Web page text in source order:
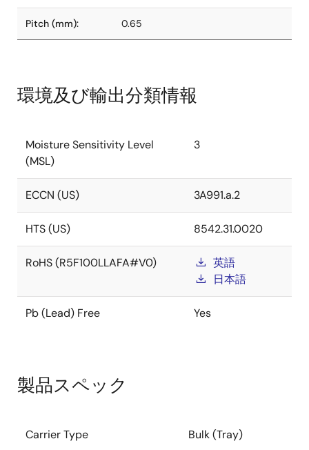
Pitch (mm): 0.65
環境及び輸出分類情報
Moisture Sensitivity Level
(MSL)
3
ECCN (US) 3A991.a.2
HTS (US) 8542.31.0020
RoHS (R5F100LLAFA#V0)
英語
日本語
Pb (Lead) Free Yes
製品スペック
Carrier Type Bulk (Tray)